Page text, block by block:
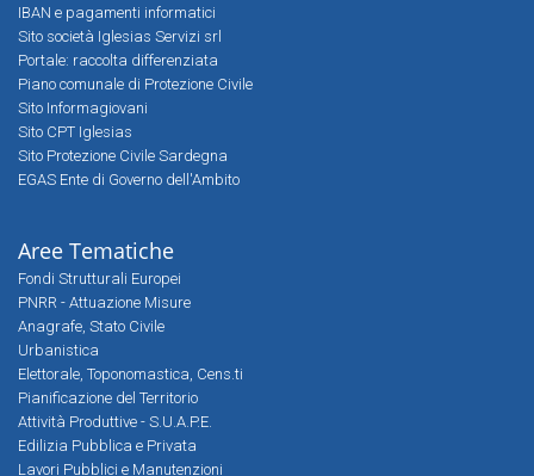
IBAN e pagamenti informatici
Sito società Iglesias Servizi srl
Portale: raccolta differenziata
Piano comunale di Protezione Civile
Sito Informagiovani
Sito CPT Iglesias
Sito Protezione Civile Sardegna
EGAS Ente di Governo dell'Ambito
Aree Tematiche
Fondi Strutturali Europei
PNRR - Attuazione Misure
Anagrafe, Stato Civile
Urbanistica
Elettorale, Toponomastica, Cens.ti
Pianificazione del Territorio
Attività Produttive - S.U.A.P.E.
Edilizia Pubblica e Privata
Lavori Pubblici e Manutenzioni